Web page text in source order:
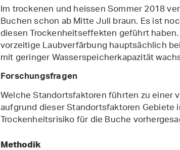
Im trockenen und heissen Sommer 2018
Buchen schon ab Mitte Juli braun. Es ist
diesenTrockenheitseffektengeführt haben.
vorzeitige Laubverfärbung hauptsächlich
mit geringer Wasserspeicherkapazität
Forschungsfragen
Welche Standortsfaktoren führten zu einer
aufgrund dieser Standortsfaktoren
Trockenheitsrisiko für die Buche
Methodik